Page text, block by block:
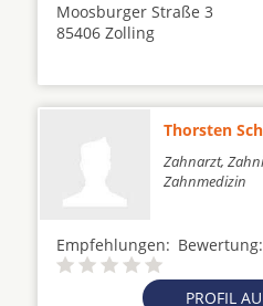
Moosburger Straße 3
85406 Zolling
Thorsten
Zahnarzt,
Zahnmedizin
Empfehlungen: Bewertung:
PROFIL